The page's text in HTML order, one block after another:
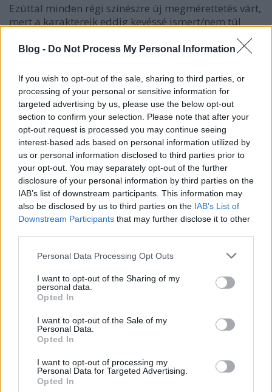
Blog - Do Not Process My Personal Information
If you wish to opt-out of the sale, sharing to third parties, or
processing of your personal or sensitive information for
targeted advertising by us, please use the below opt-out
section to confirm your selection. Please note that after your
opt-out request is processed you may continue seeing
interest-based ads based on personal information utilized by
us or personal information disclosed to third parties prior to
your opt-out. You may separately opt-out of the further
disclosure of your personal information by third parties on the
IAB’s list of downstream participants. This information may
also be disclosed by us to third parties on the IAB’s List of
Downstream Participants that may further disclose it to other
Please note that this website/app uses one or more Google
not limited to your visit or usage behaviour. You may click to
grant or deny consent to Google and its third-party tags to
use your data for below specified purposes in below Google
consent section.
Personal Data Processing Opt Outs
I want to opt-out of the Sharing of my
personal data.
Opted In
I want to opt-out of the Sale of my
Personal Data.
Opted In
I want to opt-out of processing my
Personal Data for Targeted Advertising.
Opted In
Ezúttal minden régi színészre új megmérettetés várt,
mert a karaktereik eddig kevéssé ismert/nem túl
kihangsúlyozott oldalait kellett bemutatniuk. Patrick
Stewart a film egy bizonyos pontján egészen
fordulat részese lesz. Ian McKellen most is uralja a
vásznat, a Testvériség vezére még sosem látszott
ennyire erősnek; aztán jön egy egészen elképesztő
váltás a végére, ahol McKellen ismét brillírozik. Hugh
Jackmannek a harcjelenetek mellett az érzelmek
hangsúlyozása volt a feladata és szintén ezt kellett
tennie az elég rövid ideig szereplő James
Marsdennek. Halle Berry alapvetően nem akart
visszajönni, ám aMacskanőnagyon bukott, és
megígérték neki, hogy Ciklon többet fog harcolni, így
aztán ismét vállalta - ezúttal rá nehezedik Xavier
feladata. Famke Janssen itt már egészen más, ez a
Jean (vagy nevezzem nevén?) szexibb, veszélyesebb,
Anna Paquin karaktere eléggé háttérbe szorul, csak
az elején van igazán szerepe, utána szinte eltűnik.
Sajnos viszont ugyanez a sorsa a csodás Mystique-
nek, vagyis Rebecca Romijnnek is. Az újak viszont
kárpótolnak a régiekért:) A mellékszereplők közt ott
van Bill Duke a Dangerous című Busta Rhymes-szám
klipjéből, a 20 évvel ezelőtti részletben pedig Stan
Lee és a szintén
X-Men
író Chris Claremont. Valamint
meg kell még említeni az egyszer hallható R. Lee
Ermey-t (a fegyverkezős jelenetben beszél) és egy